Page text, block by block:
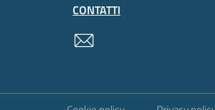
CONTATTI